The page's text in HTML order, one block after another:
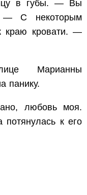
в губы. — Вы
— С некоторым
краю кровати. —
Марианны
панику.
любовь моя.
к его